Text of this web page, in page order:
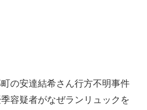
の安達結希さん行方不明事件
容疑者がなぜランリュックを